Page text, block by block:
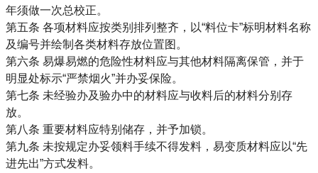
年须做一次总校正。
第五条 各项材料应按类别排列整齐，以“料位卡”标明材料名称
及编号并绘制各类材料存放位置图。
第六条 易爆易燃的危险性材料应与其他材料隔离保管，并于
明显处标示“严禁烟火”并办妥保险。
第七条 未经验办及验办中的材料应与收料后的材料分别存
放。
第八条 重要材料应特别储存，并予加锁。
第九条 未按规定办妥领料手续不得发料，易变质材料应以“先
进先出”方式发料。